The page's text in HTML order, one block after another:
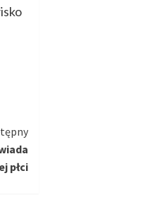
płci